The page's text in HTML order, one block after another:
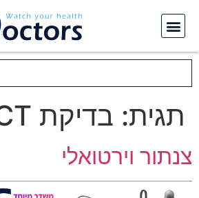
תגית: בדיקת CT לב
צנתור וירטואלי